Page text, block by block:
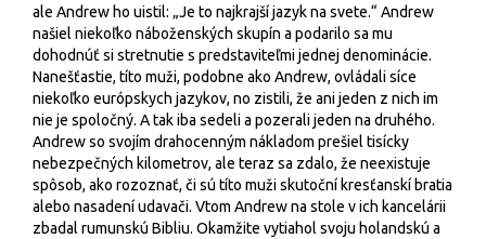
ale Andrew ho uistil: „Je to najkrajší jazyk na svete.“ Andrew
našiel niekoľko náboženských skupín a podarilo sa mu
dohodnúť si stretnutie s predstaviteľmi jednej denominácie.
Nanešťastie, títo muži, podobne ako Andrew, ovládali síce
niekoľko európskych jazykov, no zistili, že ani jeden z nich im
nie je spoločný. A tak iba sedeli a pozerali jeden na druhého.
Andrew so svojím drahocenným nákladom prešiel tisícky
nebezpečných kilometrov, ale teraz sa zdalo, že neexistuje
spôsob, ako rozoznať, či sú títo muži skutoční kresťanskí bratia
alebo nasadení udavači. Vtom Andrew na stole v ich kancelárii
zbadal rumunskú Bibliu. Okamžite vytiahol svoju holandskú a